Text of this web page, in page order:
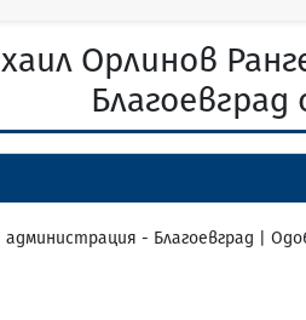
Орлинов
Благоевград
администрация - Благоевград |